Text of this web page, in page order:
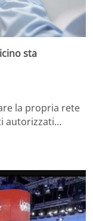
sta
la propria rete
autorizzati…